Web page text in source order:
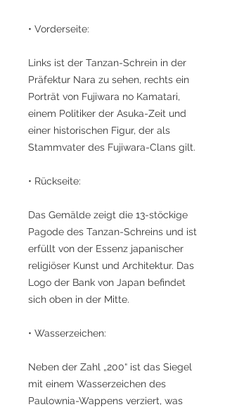
• Vorderseite:
Links ist der Tanzan-Schrein in der
Präfektur Nara zu sehen, rechts ein
Porträt von Fujiwara no Kamatari,
einem Politiker der Asuka-Zeit und
einer historischen Figur, der als
Stammvater des Fujiwara-Clans gilt.
• Rückseite:
Das Gemälde zeigt die 13-stöckige
Pagode des Tanzan-Schreins und ist
erfüllt von der Essenz japanischer
religiöser Kunst und Architektur. Das
Logo der Bank von Japan befindet
sich oben in der Mitte.
• Wasserzeichen:
Neben der Zahl „200“ ist das Siegel
mit einem Wasserzeichen des
Paulownia-Wappens verziert, was